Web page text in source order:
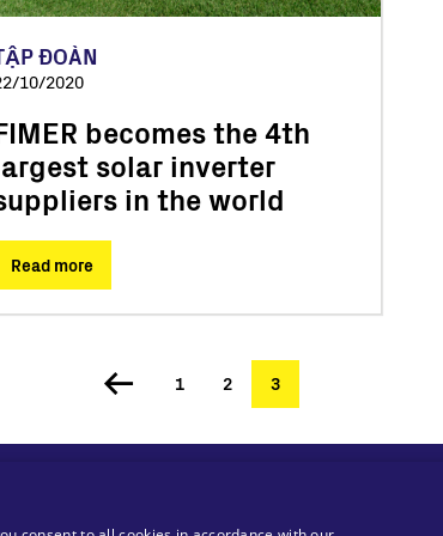
ĐOÀN
10/2020
becomes the 4th
solar inverter
in the world
Read more
Trang
1 Trang
2 Trang
3